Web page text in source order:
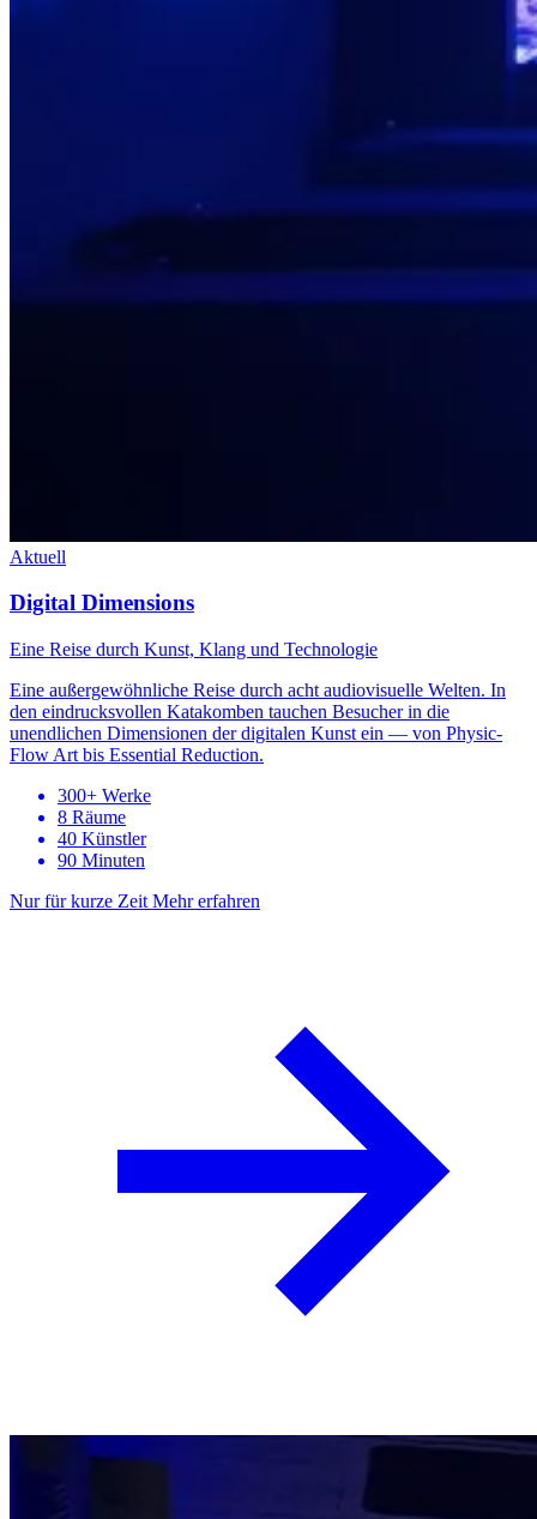
Aktuell
Digital Dimensions
Eine Reise durch Kunst, Klang und Technologie
Eine außergewöhnliche Reise durch acht audiovisuelle Welten. In
den eindrucksvollen Katakomben tauchen Besucher in die
unendlichen Dimensionen der digitalen Kunst ein — von Physic-
Flow Art bis Essential Reduction.
300+ Werke
8 Räume
40 Künstler
90 Minuten
Nur für kurze Zeit Mehr erfahren